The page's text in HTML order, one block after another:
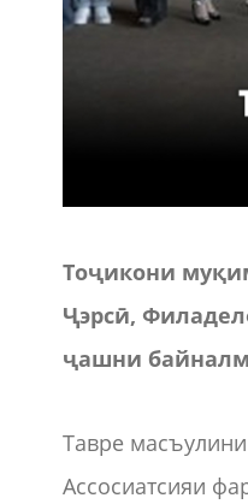
Тоҷикони
Ҷэрсӣ,
ҷашни
Тавре
Ассосиатсияи